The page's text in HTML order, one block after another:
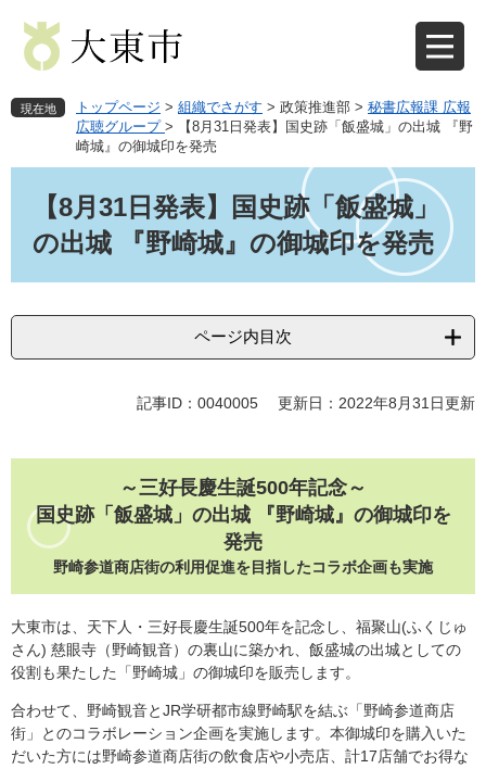
先
す
を
し
現在地 トップページ > 組織でさがす > 政策推進部 > 秘書広報課 広報
広聴グループ >
【8月31日発表】国史跡「飯盛城」の出城 『野
崎城』の御城印を発売
【8月31日発表】国史跡「飯盛城」
の出城 『野崎城』の御城印を発売
ページ内目次
記事ID：0040005 更新日：2022年8月31日更新
～三好長慶生誕500年記念～
国史跡「飯盛城」の出城 『野崎城』の御城印を
発売
野崎参道商店街の利用促進を目指したコラボ企画も実施​
​​大東市は、天下人・三好長慶生誕500年を記念し、福聚山(ふくじゅ
さん) 慈眼寺（野崎観音）の裏山に築かれ、飯盛城の出城としての
役割も果たした「野崎城」の御城印を販売します。
合わせて、野崎観音とJR学研都市線野崎駅を結ぶ「野崎参道商店
街」とのコラボレーション企画を実施します。本御城印を購入いた
だいた方には野崎参道商店街の飲食店や小売店、計17店舗でお得な